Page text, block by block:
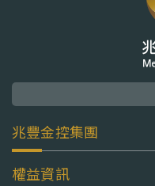
兆豐金控集團
權益資訊